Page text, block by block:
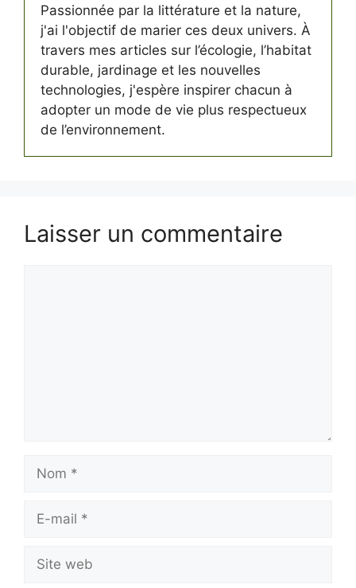
Passionnée par la littérature et la nature,
j'ai l'objectif de marier ces deux univers. À
travers mes articles sur l’écologie, l’habitat
durable, jardinage et les nouvelles
technologies, j'espère inspirer chacun à
adopter un mode de vie plus respectueux
de l’environnement.
Laisser un commentaire
Nom
Site
web